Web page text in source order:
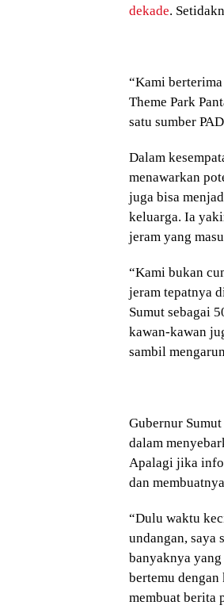
dekade.
“Kami
Theme Park
satu sumber
Dalam
menawarkan
juga bisa
keluarga. Ia
jeram yang
“Kami bukan
jeram tepatnya
Sumut sebagai
kawan-kawan
sambil
Gubernur
dalam
Apalagi jika
dan
“Dulu waktu
undangan, saya
banyaknya
bertemu
membuat berita